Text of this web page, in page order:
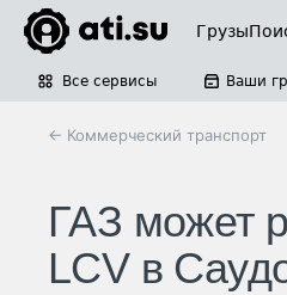
Грузы
Все сервисы Ваши
← Коммерческий транспорт
ГАЗ может
LCV в